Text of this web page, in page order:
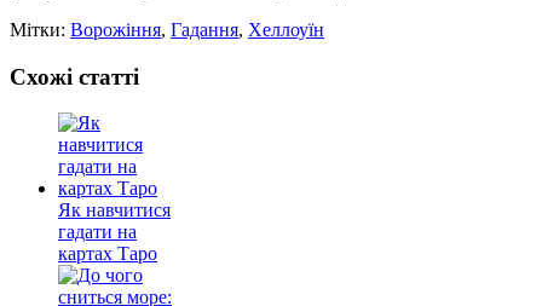
Мітки: Ворожіння, Гадання, Хеллоуїн
Схожі статті
Як навчитися
гадати на
картах Таро